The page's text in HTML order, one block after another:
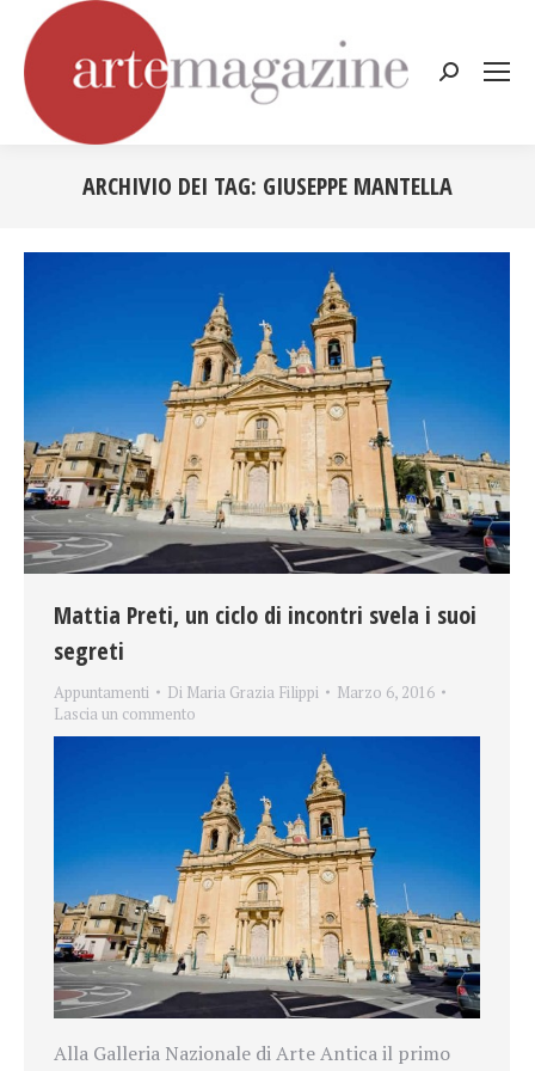
Cerca:
ARCHIVIO DEI TAG: GIUSEPPE MANTELLA
Mattia Preti, un ciclo di incontri svela i suoi
segreti
Appuntamenti Di Maria Grazia Filippi
Marzo 6, 2016
Lascia un commento
Alla Galleria Nazionale di Arte Antica il primo